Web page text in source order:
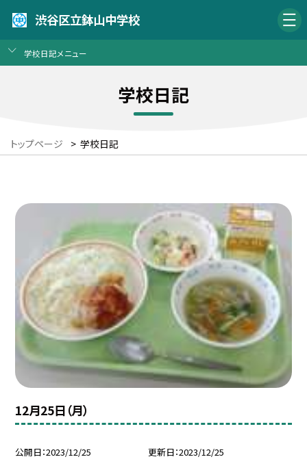
渋谷区立鉢山中学校
学校日記メニュー
学校日記
トップページ > 学校日記
12月25日（月）
公開日 2023/12/25 更新日 2023/12/25